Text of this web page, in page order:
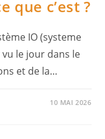
que c’est ?
IO (systeme
le jour dans le
et de la…
10 MAI 2026